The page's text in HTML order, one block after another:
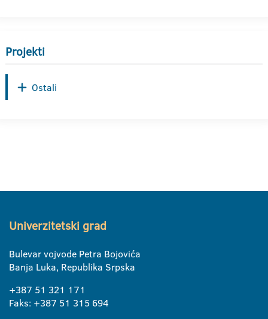
Projekti
Ostali
Univerzitetski grad
Bulevar vojvode Petra Bojovića
Banja Luka, Republika Srpska
+387 51 321 171
Faks: +387 51 315 694